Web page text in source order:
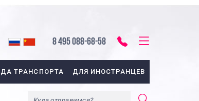
8 495 088-68-58
ТРАНСПОРТА ДЛЯ ИНОСТРАНЦЕВ